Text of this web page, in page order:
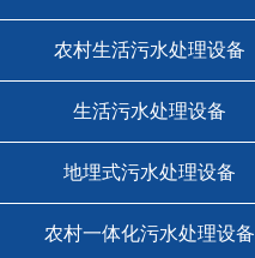
农村生活污水处理设备
生活污水处理设备
地埋式污水处理设备
农村一体化污水处理设备